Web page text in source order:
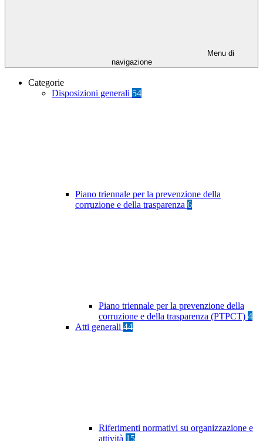
Menu di
navigazione
Categorie
Disposizioni generali 54
Piano triennale per la prevenzione della
corruzione e della trasparenza 6
Piano triennale per la prevenzione della
corruzione e della trasparenza (PTPCT) 4
Atti generali 44
Riferimenti normativi su organizzazione e
attività 15